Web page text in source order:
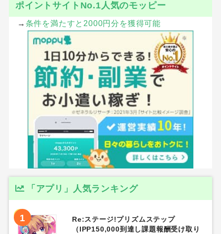
ポイントサイトNo.1人気のモッピー
→ 条件を満たすと2000円分を獲得可能
「アプリ」人気ランキング
1
Re:ステージ!プリズムステップ
（IPP150,000到達し課題報酬受け取り